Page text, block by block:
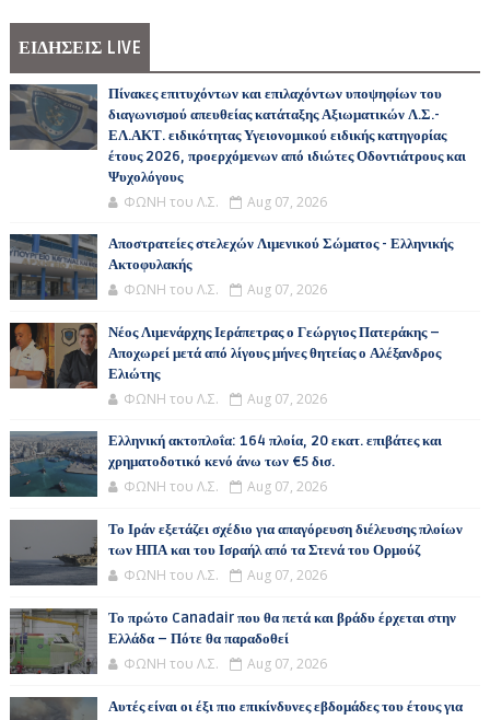
ΕΙΔΗΣΕΙΣ LIVE
Πίνακες επιτυχόντων και επιλαχόντων υποψηφίων του
διαγωνισμού απευθείας κατάταξης Αξιωματικών Λ.Σ.-
ΕΛ.ΑΚΤ. ειδικότητας Υγειονομικού ειδικής κατηγορίας
έτους 2026, προερχόμενων από ιδιώτες Οδοντιάτρους και
Ψυχολόγους
ΦΩΝΗ του Λ.Σ. Aug 07, 2026
Αποστρατείες στελεχών Λιμενικού Σώματος - Ελληνικής
Ακτοφυλακής
ΦΩΝΗ του Λ.Σ. Aug 07, 2026
Νέος Λιμενάρχης Ιεράπετρας ο Γεώργιος Πατεράκης –
Αποχωρεί μετά από λίγους μήνες θητείας ο Αλέξανδρος
Ελιώτης
ΦΩΝΗ του Λ.Σ. Aug 07, 2026
Ελληνική ακτοπλοΐα: 164 πλοία, 20 εκατ. επιβάτες και
χρηματοδοτικό κενό άνω των €5 δισ.
ΦΩΝΗ του Λ.Σ. Aug 07, 2026
Το Ιράν εξετάζει σχέδιο για απαγόρευση διέλευσης πλοίων
των ΗΠΑ και του Ισραήλ από τα Στενά του Ορμούζ
ΦΩΝΗ του Λ.Σ. Aug 07, 2026
Το πρώτο Canadair που θα πετά και βράδυ έρχεται στην
Ελλάδα – Πότε θα παραδοθεί
ΦΩΝΗ του Λ.Σ. Aug 07, 2026
Αυτές είναι οι έξι πιο επικίνδυνες εβδομάδες του έτους για